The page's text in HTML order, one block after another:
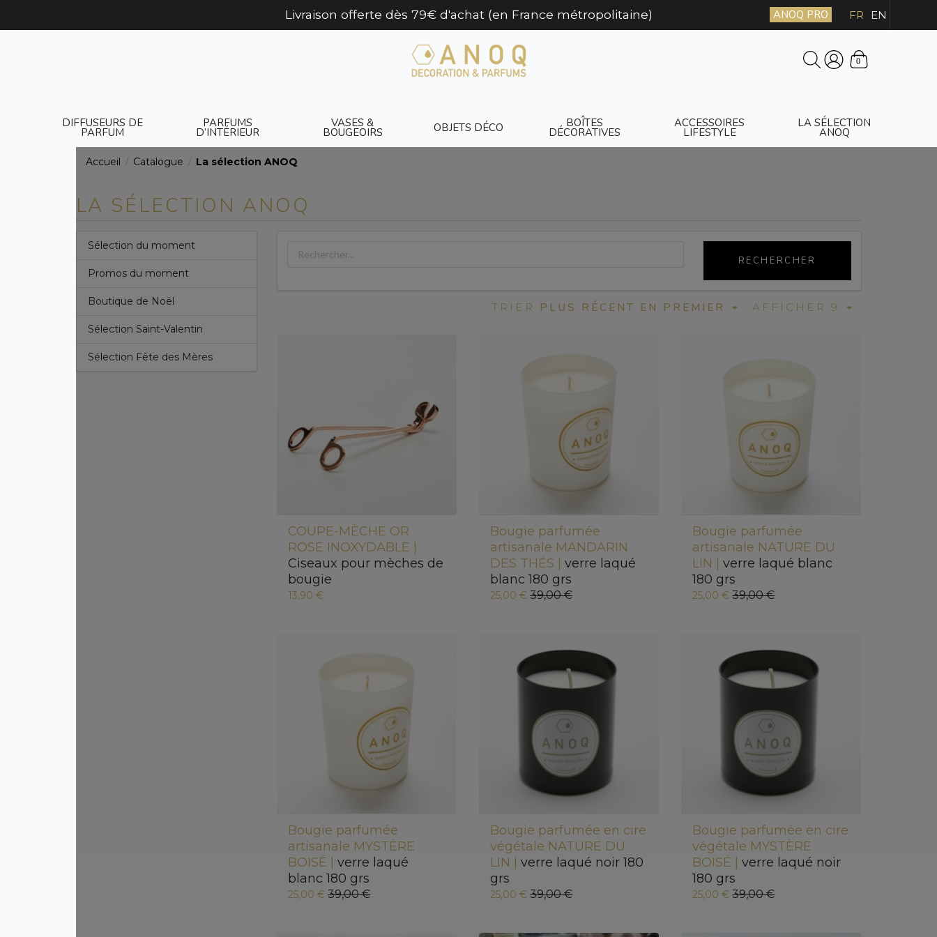
Livraison offerte dès 79€ d'achat (en France métropolitaine) ANOQ PRO FR EN
0
DIFFUSEURS DE
PARFUM
PARFUMS
D’INTÉRIEUR
VASES &
BOUGEOIRS OBJETS DÉCO BOÎTES
DÉCORATIVES
ACCESSOIRES
LIFESTYLE
LA SÉLECTION
ANOQ
Accueil / Catalogue / La sélection ANOQ
LA SÉLECTION ANOQ
Sélection du moment
Promos du moment
Boutique de Noël
Sélection Saint-Valentin
Sélection Fête des Mères
RECHERCHER
AFFICHER 9
TRIER PLUS RÉCENT EN PREMIER
COUPE-MÈCHE OR
ROSE INOXYDABLE |
Ciseaux pour mèches de
bougie
13,90 €
Bougie parfumée
artisanale MANDARIN
DES THÉS |verre laqué
blanc 180 grs
25,00 € 39,00 €
Bougie parfumée
artisanale NATURE DU
LIN |verre laqué blanc
180 grs
25,00 € 39,00 €
Bougie parfumée
artisanale MYSTÈRE
BOISÉ |verre laqué
blanc 180 grs
25,00 € 39,00 €
Bougie parfumée en cire
végétale NATURE DU
LIN |verre laqué noir 180
grs
25,00 € 39,00 €
Bougie parfumée en cire
végétale MYSTÈRE
BOISÉ |verre laqué noir
180 grs
25,00 € 39,00 €